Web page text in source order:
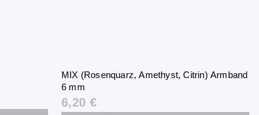
MIX (Rosenquarz, Amethyst, Citrin) Armband
6 mm
6,20 €